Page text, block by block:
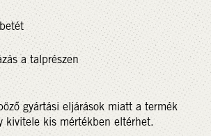
a talprészen
gyártási eljárások miatt a termék
kivitele kis mértékben eltérhet.